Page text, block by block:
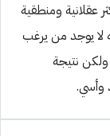
عقلانية ومنطقية
لا يوجد من يرغب
ولكن نتيجة
وأسي.